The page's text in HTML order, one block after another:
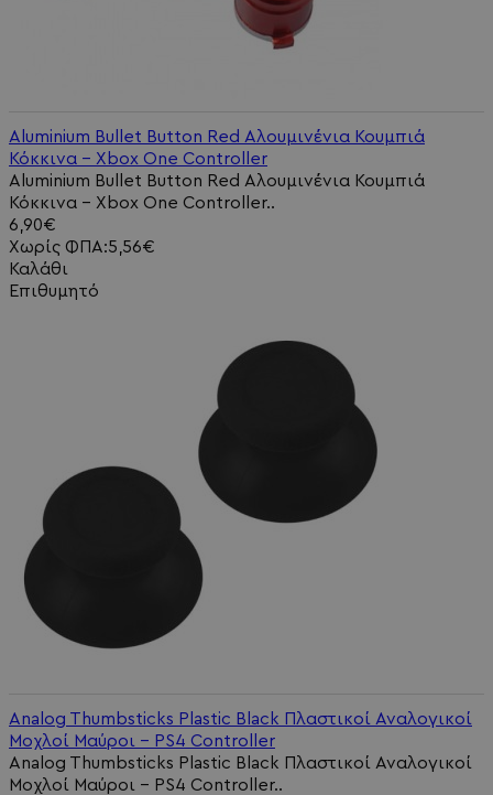
Aluminium Bullet Button Red Αλουμινένια Κουμπιά
Κόκκινα - Xbox One Controller
Aluminium Bullet Button Red Αλουμινένια Κουμπιά
Κόκκινα - Xbox One Controller..
6,90€
Χωρίς ΦΠΑ:5,56€
Καλάθι
Επιθυμητό
Analog Thumbsticks Plastic Black Πλαστικοί Αναλογικοί
Μοχλοί Μαύροι - PS4 Controller
Analog Thumbsticks Plastic Black Πλαστικοί Αναλογικοί
Μοχλοί Μαύροι - PS4 Controller..